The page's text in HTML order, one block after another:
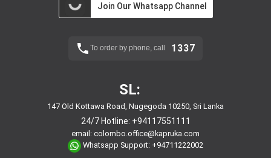
Join Our Whatsapp Channel
To order by phone, call 1337
SL:
147 Old Kottawa Road, Nugegoda 10250, Sri Lanka
24/7 Hotline: +94117551111
email: colombo.office@kapruka.com
Whatsapp Support: +94711222002